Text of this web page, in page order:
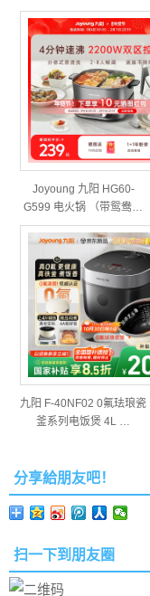
Joyoung 九阳 HG60-
G599 电火锅 （带鸳鸯…
九阳 F-40NF02 0氟珐琅瓷
釜系列电饭煲 4L …
分享給朋友吧！
扫一下到朋友圈